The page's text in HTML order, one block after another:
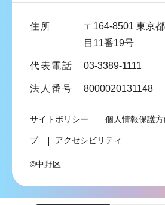
住所
〒164-8501 東京
目11番19号
代表電話 03-3389-1111
法人番号 8000020131148
サイトポリシー 個人情報保護
プ アクセシビリティ
©中野区